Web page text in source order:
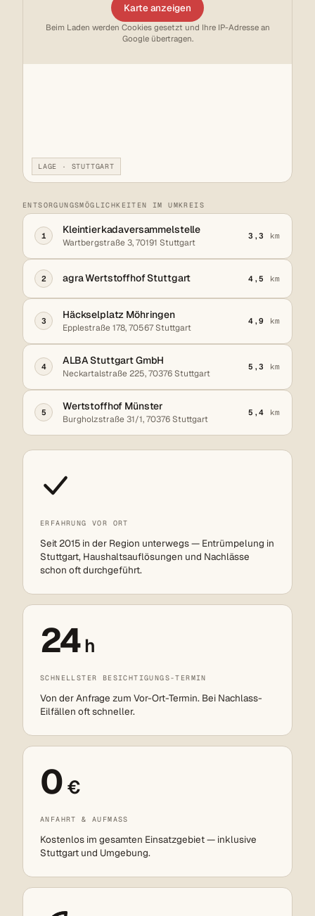
Karte anzeigen
Beim Laden werden Cookies gesetzt und Ihre IP-Adresse an
Google übertragen.
LAGE · STUTTGART
ENTSORGUNGSMÖGLICHKEITEN IM UMKREIS
1
Kleintierkadaversammelstelle
Wartbergstraße 3, 70191 Stuttgart
3,3 km
2 agra Wertstoffhof Stuttgart 4,5 km
3
Häckselplatz Möhringen
Epplestraße 178, 70567 Stuttgart
4,9 km
4
ALBA Stuttgart GmbH
Neckartalstraße 225, 70376 Stuttgart
5,3 km
5
Wertstoffhof Münster
Burgholzstraße 31/1, 70376 Stuttgart
5,4 km
ERFAHRUNG VOR ORT
Seit 2015 in der Region unterwegs — Entrümpelung in
Stuttgart, Haushaltsauflösungen und Nachlässe
schon oft durchgeführt.
24h
SCHNELLSTER BESICHTIGUNGS-TERMIN
Von der Anfrage zum Vor-Ort-Termin. Bei Nachlass-
Eilfällen oft schneller.
0 €
ANFAHRT & AUFMASS
Kostenlos im gesamten Einsatzgebiet — inklusive
Stuttgart und Umgebung.